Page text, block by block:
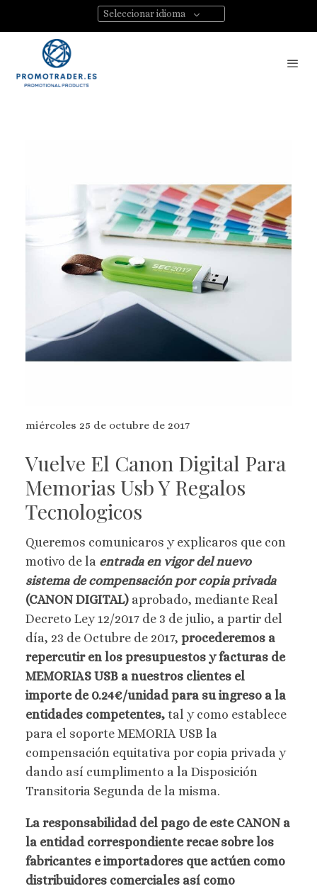
Seleccionar idioma
miércoles 25 de octubre de 2017
Vuelve El Canon Digital Para
Memorias Usb Y Regalos
Tecnologicos
Queremos comunicaros y explicaros que con
motivo de la entrada en vigor del nuevo
sistema de compensación por copia privada
(CANON DIGITAL) aprobado, mediante Real
Decreto Ley 12/2017 de 3 de julio, a partir del
día, 23 de Octubre de 2017, procederemos a
repercutir en los presupuestos y facturas de
MEMORIAS USB a nuestros clientes el
importe de 0.24€/unidad para su ingreso a la
entidades competentes, tal y como establece
para el soporte MEMORIA USB la
compensación equitativa por copia privada y
dando así cumplimento a la Disposición
Transitoria Segunda de la misma.
La responsabilidad del pago de este CANON a
la entidad correspondiente recae sobre los
fabricantes e importadores que actúen como
distribuidores comerciales así como